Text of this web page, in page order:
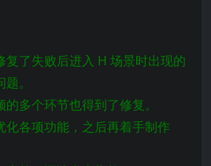
复了失败后进入 H 场景时出现的
。
多个环节也得到了修复。
化各项功能，之后再着手制作